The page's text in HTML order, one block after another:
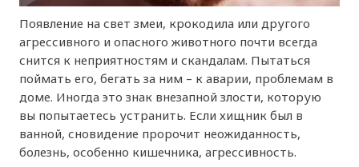
Появление на свет змеи, крокодила или другого
агрессивного и опасного животного почти всегда
снится к неприятностям и скандалам. Пытаться
поймать его, бегать за ним – к аварии, проблемам в
доме. Иногда это знак внезапной злости, которую
вы попытаетесь устранить. Если хищник был в
ванной, сновидение пророчит неожиданность,
болезнь, особенно кишечника, агрессивность.